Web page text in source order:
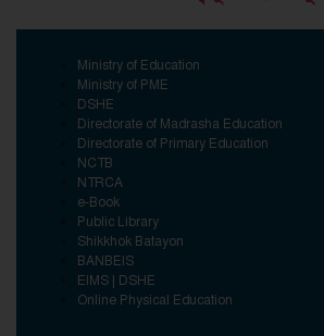
Ministry of Education
Ministry of PME
DSHE
Directorate of Madrasha Education
Directorate of Primary Education
NCTB
NTRCA
e-Book
Public Library
Shikkhok Batayon
BANBEIS
EIMS | DSHE
Online Physical Education